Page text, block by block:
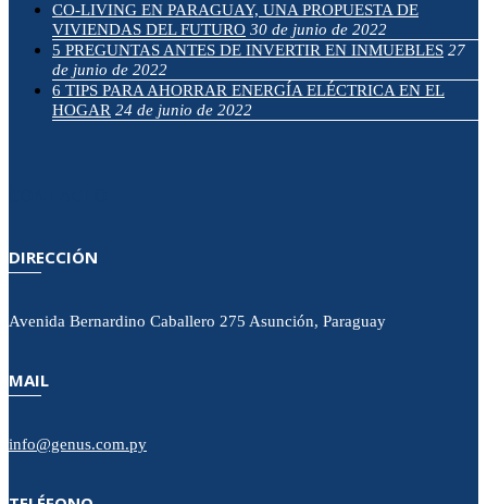
CO-LIVING EN PARAGUAY, UNA PROPUESTA DE
VIVIENDAS DEL FUTURO 30 de junio de 2022
5 PREGUNTAS ANTES DE INVERTIR EN INMUEBLES 27
de junio de 2022
6 TIPS PARA AHORRAR ENERGÍA ELÉCTRICA EN EL
HOGAR 24 de junio de 2022
DIRECCIÓN
Avenida Bernardino Caballero 275 Asunción, Paraguay
MAIL
info@genus.com.py